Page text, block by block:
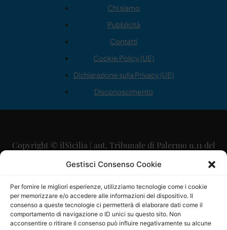
Gestisci Consenso Cookie
Per fornire le migliori esperienze, utilizziamo tecnologie come i cookie
per memorizzare e/o accedere alle informazioni del dispositivo. Il
consenso a queste tecnologie ci permetterà di elaborare dati come il
comportamento di navigazione o ID unici su questo sito. Non
acconsentire o ritirare il consenso può influire negativamente su alcune
Chi siamo
Pubblicità
Contatti
Cookie Policy (UE)
Dichiarazione sulla Privacy (UE)
Disconoscimento
Copyright © ilSicilia | aut. Tribunale di Palermo n.11 del
29/09/2015
Direttore Editoriale: Maurizio Scaglione
Direttore Responsabile: Maria Calabrese